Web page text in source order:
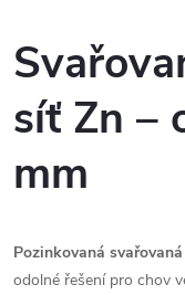
síť Zn –
mm
Pozinkovaná
odolné řešení pro chov